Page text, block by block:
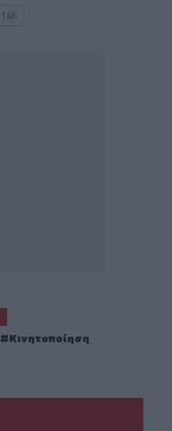
Κινητοποίηση